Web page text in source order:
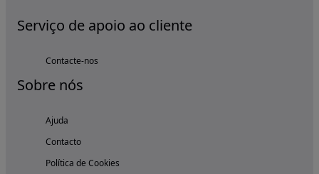
Serviço de apoio ao cliente
Contacte-nos
Sobre nós
Ajuda
Contacto
Política de Cookies